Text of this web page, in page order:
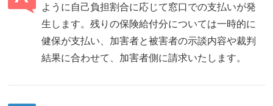
ように自己負担割合に応じて窓口での支払いが発
生します。残りの保険給付分については一時的に
健保が支払い、加害者と被害者の示談内容や裁判
結果に合わせて、加害者側に請求いたします。